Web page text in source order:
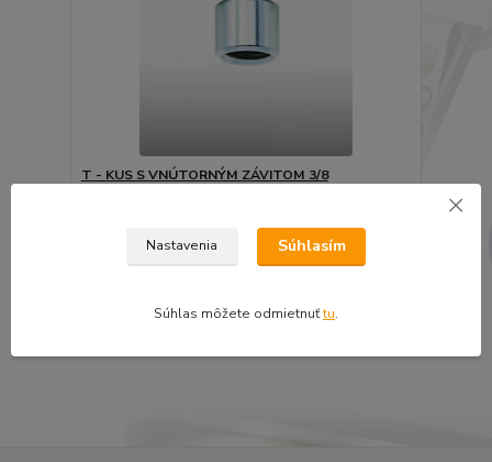
T - KUS S VNÚTORNÝM ZÁVITOM 3/8
Pridať do košíka
Nastavenia Súhlasím
Súhlas môžete odmietnuťtu.